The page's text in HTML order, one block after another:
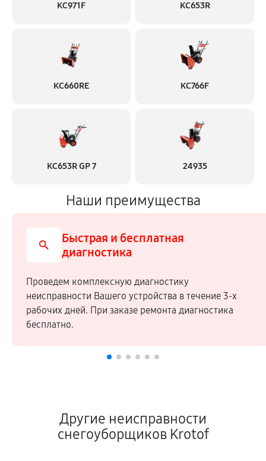
KC971F KC653R
KC660RE KC766F
KC653R GP 7 24935
Наши преимущества
Быстрая и бесплатная
диагностика
Проведем комплексную диагностику
неисправности Вашего устройства в течение 3-х
рабочих дней. При заказе ремонта диагностика
бесплатно.
Другие неисправности
снегоуборщиков Krotof